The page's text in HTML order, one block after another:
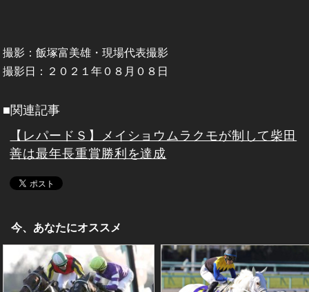
撮影：飯塚富美雄・現場代表撮影
撮影日：２０２１年０８月０８日
■関連記事
【レパードＳ】メイショウムラクモが制して柴田
善は最年長重賞勝利を達成
今、あなたにオススメ